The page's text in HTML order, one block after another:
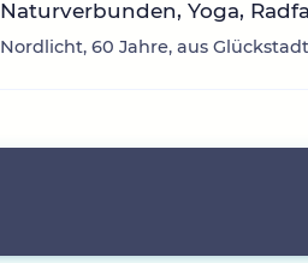
Naturverbunden, Yoga,
Nordlicht, 60 Jahre, aus Glückstadt